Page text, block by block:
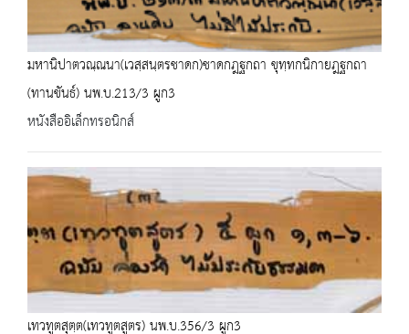
มหานิปาตวณฺณนา(เวสฺสนฺตรชาดก)ชาดกฎฐกถา ขุทฺทกนิกายฎฐกถา
(ทานขันธ์) นพ.บ.213/3 ผูก3
หนังสืออิเล็กทรอนิกส์
เทวทูตสุตฺต(เทวทูตสูตร) นพ.บ.356/3 ผูก3